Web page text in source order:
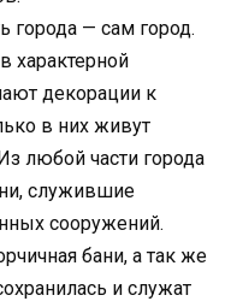
города — сам город.
характерной
декорации к
в них живут
любой части города
служившие
сооружений.
бани, а так же
и служат